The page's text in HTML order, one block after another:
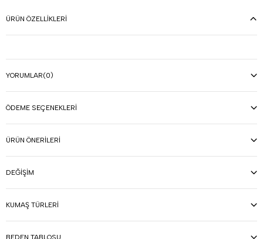
ÜRÜN ÖZELLIKLERI
YORUMLAR(0)
ÖDEME SEÇENEKLERI
ÜRÜN ÖNERILERI
DEĞIŞIM
KUMAŞ TÜRLERI